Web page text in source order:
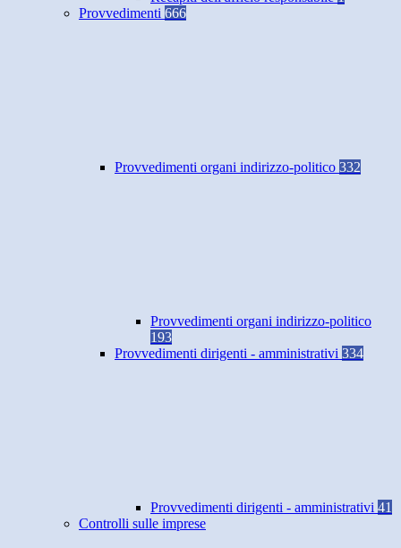
Provvedimenti 666
Provvedimenti organi indirizzo-politico 332
Provvedimenti organi indirizzo-politico
193
Provvedimenti dirigenti - amministrativi 334
Provvedimenti dirigenti - amministrativi 41
Controlli sulle imprese